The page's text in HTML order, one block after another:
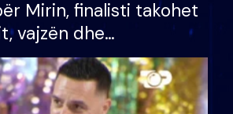
Mirin, finalisti takohet
vajzën dhe
S’kemi ndonjë letër